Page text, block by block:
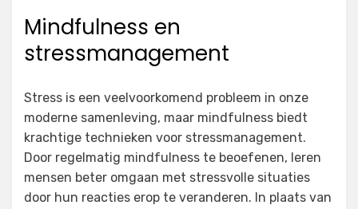
Mindfulness en
stressmanagement
Stress is een veelvoorkomend probleem in onze
moderne samenleving, maar mindfulness biedt
krachtige technieken voor stressmanagement.
Door regelmatig mindfulness te beoefenen, leren
mensen beter omgaan met stressvolle situaties
door hun reacties erop te veranderen. In plaats van